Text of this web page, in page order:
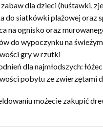
dla dzieci (huśtawki,
do siatkówki plażowej oraz
na ognisko oraz
do wypoczynku na
gry w rzutki
dla najmłodszych:
pobytu ze zwierzętami
możecie zakupić